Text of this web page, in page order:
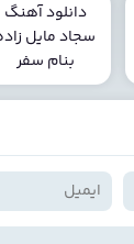
دانلود آهنگ
سجاد مایل
بنام سفر